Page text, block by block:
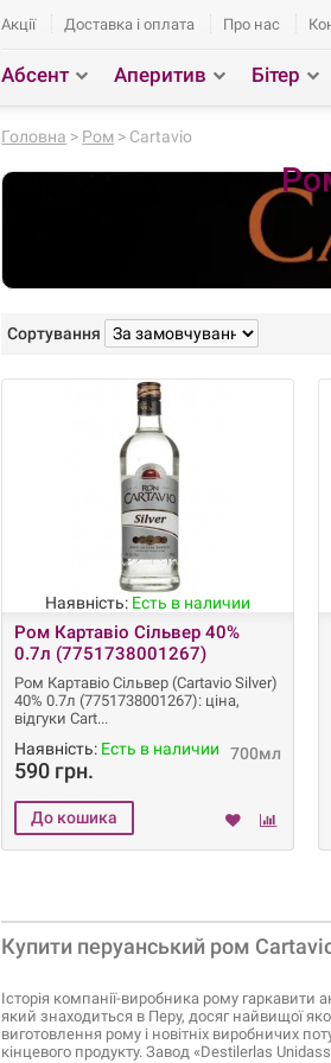
Акції Доставка і оплата Про нас
Абсент Аперитив Бітер
Розділ
Головна > Ром > Cartavio
Сортування
Наявність: Есть в наличии
Ром Картавіо Сільвер 40%
0.7л (7751738001267)
Ром Картавіо Сільвер (Cartavio Silver)
40% 0.7л (7751738001267): ціна,
відгуки Cart
700мл
Наявність: Есть в наличии
590 грн.
Купити перуанський ром
Історія компанії-виробника рому
який знаходиться в Перу, досяг найвищої
виготовлення рому і новітніх виробничих
кінцевого продукту. Завод «Destilerlas